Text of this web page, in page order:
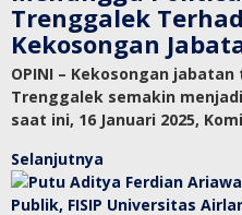
Trenggalek
Kekosongan
OPINI – Kekosongan
Trenggalek semakin
saat ini, 16 Januari 2025,
Selanjutnya